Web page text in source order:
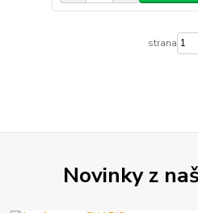
strana
Novinky z